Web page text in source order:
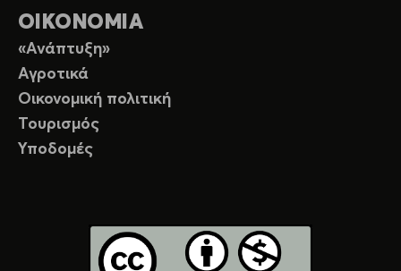
ΟΙΚΟΝΟΜΙΑ
«Ανάπτυξη»
Αγροτικά
Οικονομική πολιτική
Τουρισμός
Υποδομές